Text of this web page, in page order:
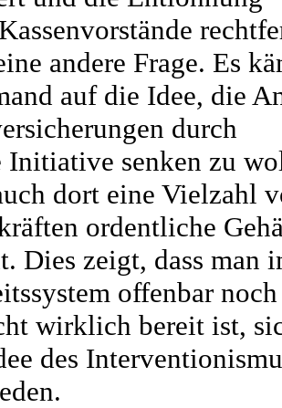
andere Frage. Es
auf die Idee, die
durch
Initiative senken zu
dort eine Vielzahl
ordentliche
Dies zeigt, dass man
offenbar noch
wirklich bereit ist,
des